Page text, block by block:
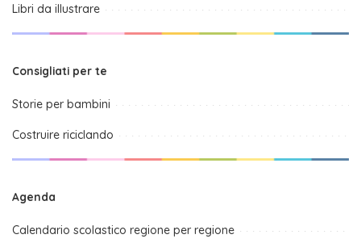
Libri da illustrare
Consigliati per te
Storie per bambini
Costruire riciclando
Agenda
Calendario scolastico regione per regione